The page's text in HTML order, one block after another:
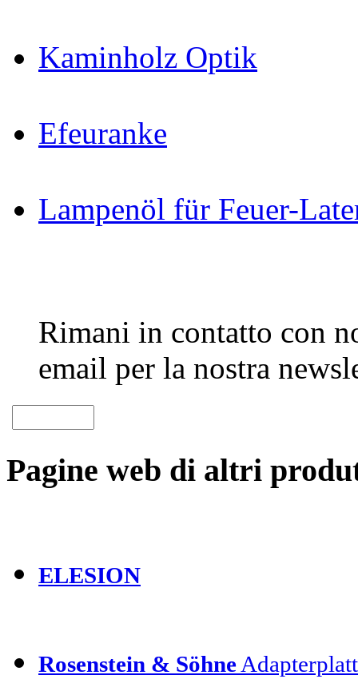
Kaminholz Optik
Efeuranke
Lampenöl für Feuer-
Rimani in contatto con
email per la nostra
Pagine web di altri
ELESION
Rosenstein & Söhne